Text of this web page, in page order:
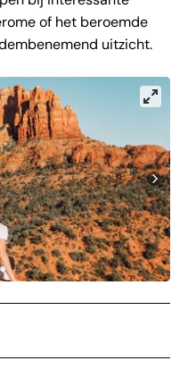
of het beroemde
uitzicht.